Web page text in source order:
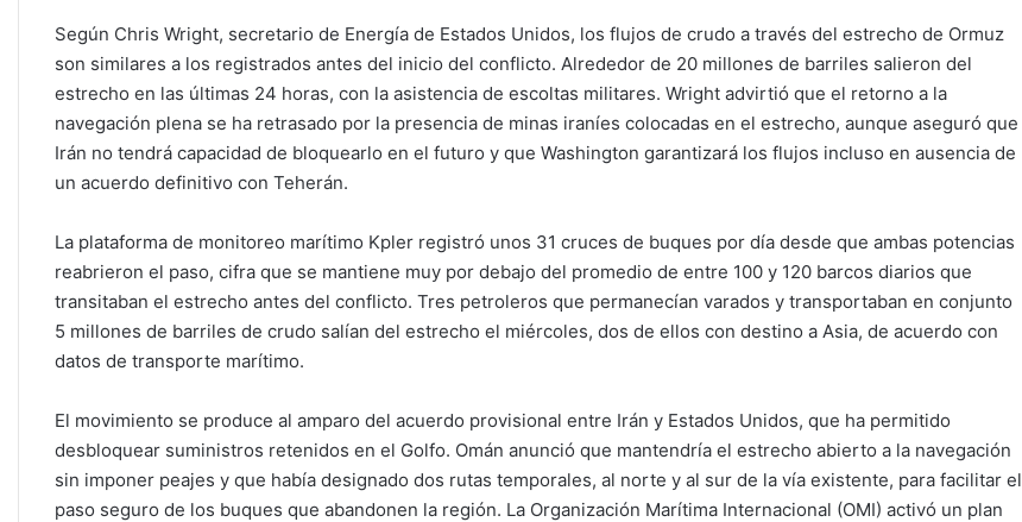
Según Chris Wright, secretario de Energía de Estados Unidos, los flujos de crudo a través del estrecho de Ormuz
son similares a los registrados antes del inicio del conflicto. Alrededor de 20 millones de barriles salieron del
estrecho en las últimas 24 horas, con la asistencia de escoltas militares. Wright advirtió que el retorno a la
navegación plena se ha retrasado por la presencia de minas iraníes colocadas en el estrecho, aunque aseguró que
Irán no tendrá capacidad de bloquearlo en el futuro y que Washington garantizará los flujos incluso en ausencia de
un acuerdo definitivo con Teherán.
La plataforma de monitoreo marítimo Kpler registró unos 31 cruces de buques por día desde que ambas potencias
reabrieron el paso, cifra que se mantiene muy por debajo del promedio de entre 100 y 120 barcos diarios que
transitaban el estrecho antes del conflicto. Tres petroleros que permanecían varados y transportaban en conjunto
5 millones de barriles de crudo salían del estrecho el miércoles, dos de ellos con destino a Asia, de acuerdo con
datos de transporte marítimo.
El movimiento se produce al amparo del acuerdo provisional entre Irán y Estados Unidos, que ha permitido
desbloquear suministros retenidos en el Golfo. Omán anunció que mantendría el estrecho abierto a la navegación
sin imponer peajes y que había designado dos rutas temporales, al norte y al sur de la vía existente, para facilitar el
paso seguro de los buques que abandonen la región. La Organización Marítima Internacional (OMI) activó un plan